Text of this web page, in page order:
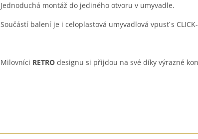
Jednoduchá montáž do jediného otvoru v umyvadle.
Součástí balení je i celoplastová umyvadlová vpusť s
Milovníci RETRO designu si přijdou na své díky výrazné